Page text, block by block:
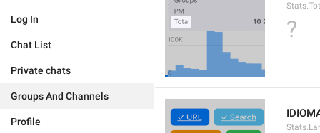
Log In
Chat List
Private chats
Groups And Channels
Profile
?